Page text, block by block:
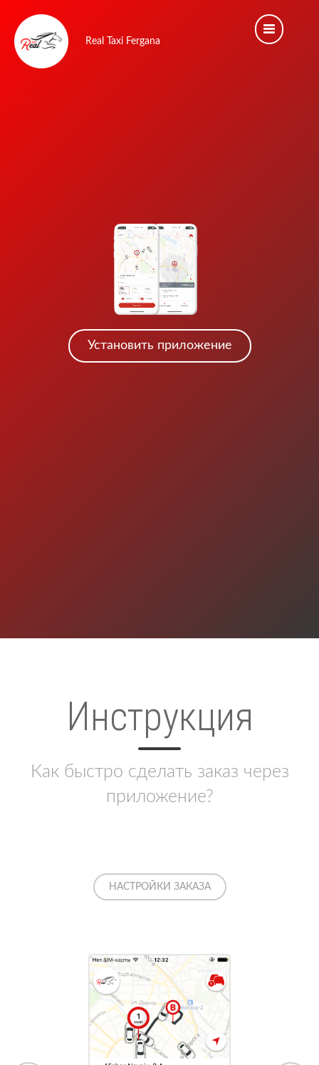
Real Taxi Fergana
Установить приложение
Инструкция
Как быстро сделать заказ через
приложение?
НАСТРОЙКИ ЗАКАЗА